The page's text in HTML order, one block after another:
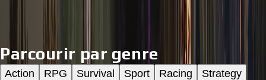
Parcourir par genre
Action RPG Survival Sport Racing Strategy